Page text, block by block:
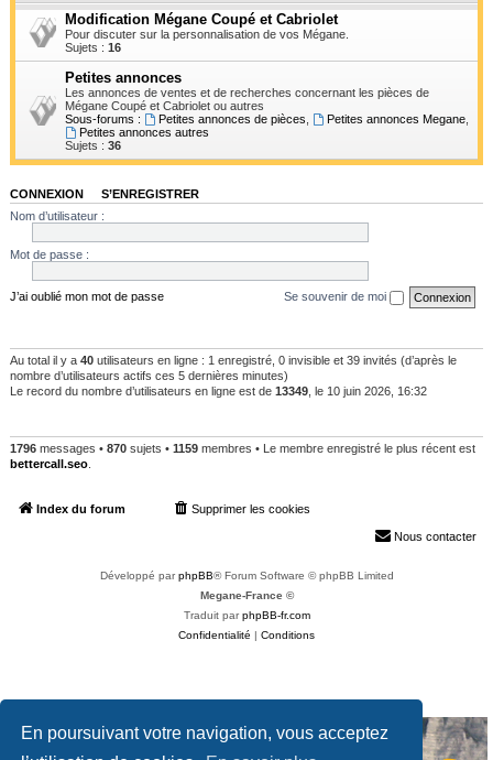
En poursuivant votre navigation, vous acceptez
Modification Mégane Coupé et Cabriolet
Pour discuter sur la personnalisation de vos Mégane.
Sujets : 16
Petites annonces
Les annonces de ventes et de recherches concernant les pièces de
Mégane Coupé et Cabriolet ou autres
Sous-forums :
Petites annonces de pièces Petites annonces Megane,
Petites annonces autres
Sujets : 36
CONNEXION
S’ENREGISTRER
Nom d’utilisateur :
Mot de passe :
J’ai oublié mon mot de passe Se souvenir de moi
Au total il y a 40 utilisateurs en ligne : 1 enregistré, 0 invisible et 39 invités (d’après le
nombre d’utilisateurs actifs ces 5 dernières minutes)
Le record du nombre d’utilisateurs en ligne est de 13349 , le 10 juin 2026, 16:32
1796 messages • 870 sujets • 1159 membres • Le membre enregistré le plus récent est
bettercall.seo
Index du forum Supprimer les cookies
Nous contacter
Développé parphpBB® Forum Software © phpBB Limited
Megane-France ©
Traduit parphpBB-fr.com
Confidentialité | Conditions